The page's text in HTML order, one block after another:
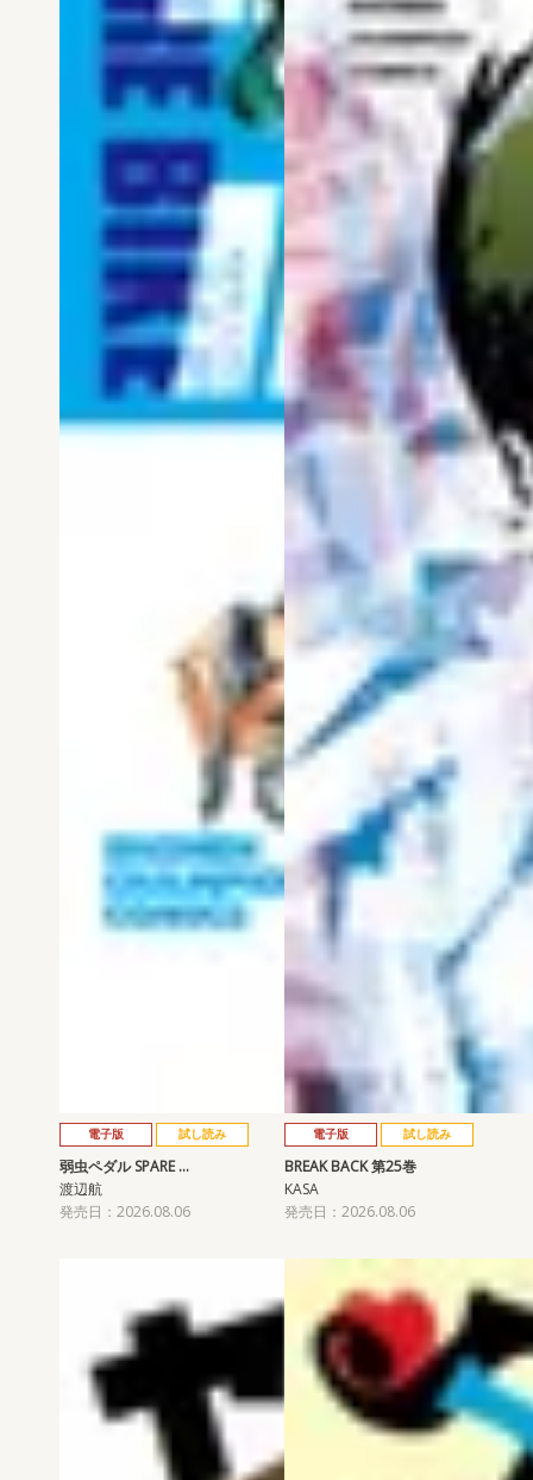
電子版 試し読み
弱虫ペダル SPARE …
渡辺航
発売日：2026.08.06
電子版 試し読み
BREAK BACK 第25巻
KASA
発売日：2026.08.06